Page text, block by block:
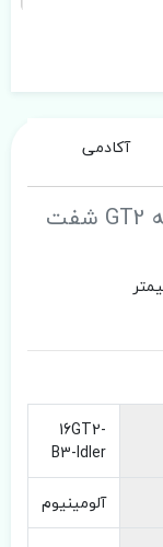
آکادمی
نقد و بررسی پولی هرزگرد 16 دندانه GT2 شفت
16GT2-
B3-Idler
آلومینیوم